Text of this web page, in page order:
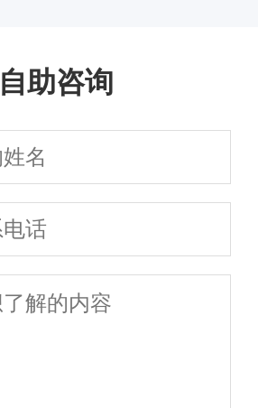
团队避免踩坑
略 办理全流程与
析，在线咨询助你
自助咨询